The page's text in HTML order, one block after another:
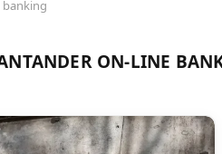
banking
ON-LINE